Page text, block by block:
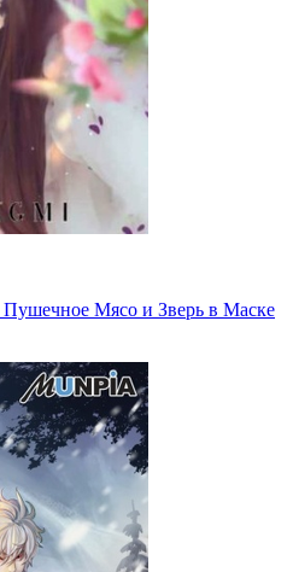
Пушечное Мясо и Зверь в Маске